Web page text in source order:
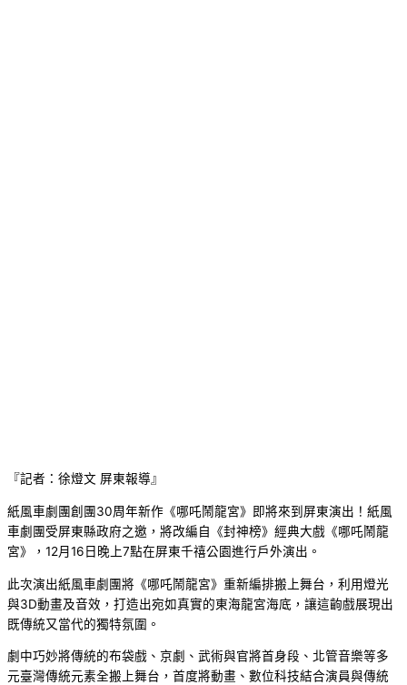
『記者：徐燈文 屏東報導』
紙風車劇團創團30周年新作《哪吒鬧龍宮》即將來到屏東演出！紙風
車劇團受屏東縣政府之邀，將改編自《封神榜》經典大戲《哪吒鬧龍
宮》，12月16日晚上7點在屏東千禧公園進行戶外演出。
此次演出紙風車劇團將《哪吒鬧龍宮》重新編排搬上舞台，利用燈光
與3D動畫及音效，打造出宛如真實的東海龍宮海底，讓這齣戲展現出
既傳統又當代的獨特氛圍。
劇中巧妙將傳統的布袋戲、京劇、武術與官將首身段、北管音樂等多
元臺灣傳統元素全搬上舞台，首度將動畫、數位科技結合演員與傳統